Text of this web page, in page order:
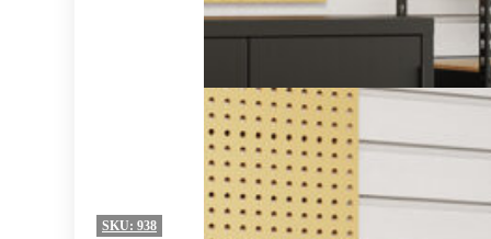
SKU: 938